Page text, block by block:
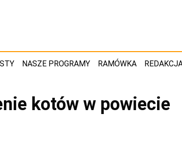
NASZE PROGRAMY RAMÓWKA
kotów w powiecie